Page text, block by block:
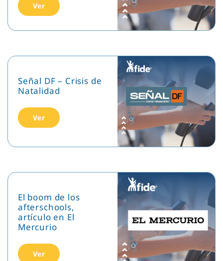
Ver
Señal DF – Crisis de
Natalidad
Ver
El boom de los
afterschools,
artículo en El
Mercurio
Ver